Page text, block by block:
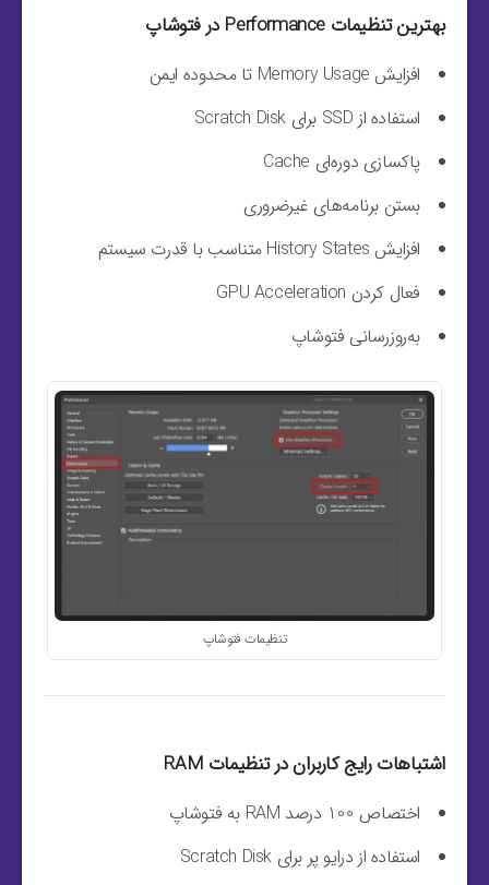
بهترین تنظیمات Performance در فتوشاپ
افزایش Memory Usage تا محدوده ایمن
استفاده از SSD برای Scratch Disk
پاکسازی دوره‌ای Cache
بستن برنامه‌های غیرضروری
افزایش History States متناسب با قدرت سیستم
فعال کردن GPU Acceleration
به‌روزرسانی فتوشاپ
تنظیمات فتوشاپ
اشتباهات رایج کاربران در تنظیمات RAM
اختصاص 100 درصد RAM به فتوشاپ
استفاده از درایو پر برای Scratch Disk